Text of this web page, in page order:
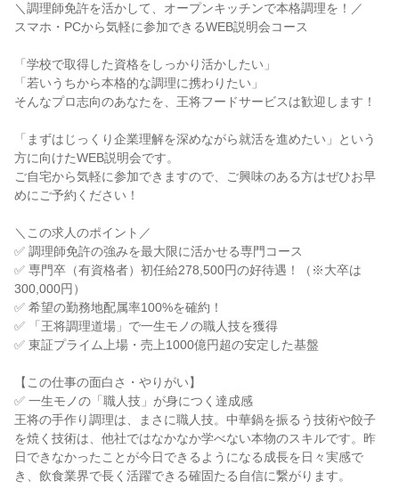
＼調理師免許を活かして、オープンキッチンで本格調理を！／
スマホ・PCから気軽に参加できるWEB説明会コース
「学校で取得した資格をしっかり活かしたい」
「若いうちから本格的な調理に携わりたい」
そんなプロ志向のあなたを、王将フードサービスは歓迎します！
「まずはじっくり企業理解を深めながら就活を進めたい」という
方に向けたWEB説明会です。
ご自宅から気軽に参加できますので、ご興味のある方はぜひお早
めにご予約ください！
＼この求人のポイント／
✅ 調理師免許の強みを最大限に活かせる専門コース
✅ 専門卒（有資格者）初任給278,500円の好待遇！（※大卒は
300,000円）
✅ 希望の勤務地配属率100%を確約！
✅ 「王将調理道場」で一生モノの職人技を獲得
✅ 東証プライム上場・売上1000億円超の安定した基盤
【この仕事の面白さ・やりがい】
✅ 一生モノの「職人技」が身につく達成感
王将の手作り調理は、まさに職人技。中華鍋を振るう技術や餃子
を焼く技術は、他社ではなかなか学べない本物のスキルです。昨
日できなかったことが今日できるようになる成長を日々実感で
き、飲食業界で長く活躍できる確固たる自信に繋がります。